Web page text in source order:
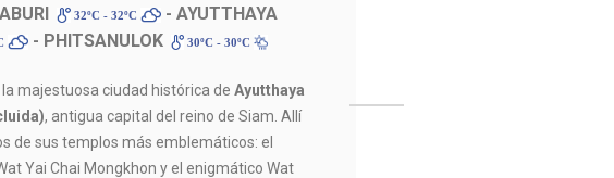
32ºC - 32ºC - AYUTTHAYA
- PHITSANULOK 30ºC - 30ºC
majestuosa ciudad histórica de Ayutthaya
, antigua capital del reino de Siam. Allí
de sus templos más emblemáticos: el
Yai Chai Mongkhon y el enigmático Wat